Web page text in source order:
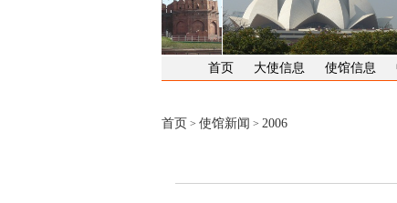
首页 大使信息 使馆信息
首页 > 使馆新闻 > 2006